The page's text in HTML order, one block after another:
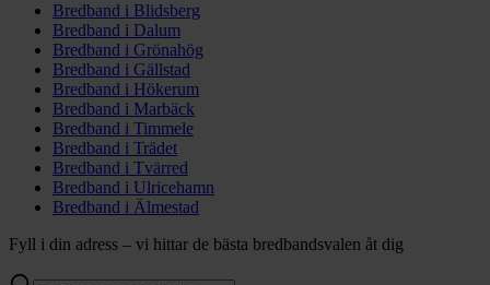
Bredband i Blidsberg
Bredband i Dalum
Bredband i Grönahög
Bredband i Gällstad
Bredband i Hökerum
Bredband i Marbäck
Bredband i Timmele
Bredband i Trädet
Bredband i Tvärred
Bredband i Ulricehamn
Bredband i Älmestad
Fyll i din adress – vi hittar de bästa bredbandsvalen åt dig